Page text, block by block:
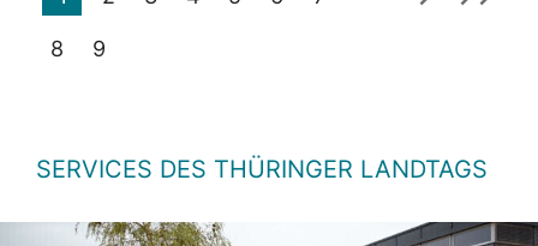
8 9
SERVICES DES THÜRINGER LANDTAGS